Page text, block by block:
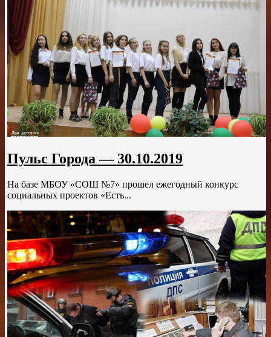
Пульс Города — 30.10.2019
На базе МБОУ «СОШ №7» прошел ежегодный конкурс
социальных проектов «Есть...